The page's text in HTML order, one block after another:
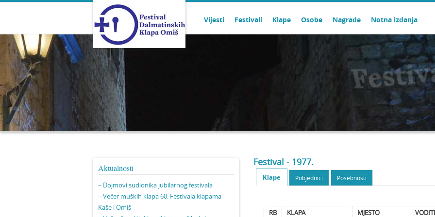
Vijesti Festivali Klape Osobe Nagrade Notna izdanja
Aktualnosti
– Dojmovi sudionika jubilarnog festivala
– Večer muških klapa 60. Festivala klapama
Kaše i Omiš
Festival - 1977.
Klape Pobjednici Posebnosti
RB KLAPA MJESTO